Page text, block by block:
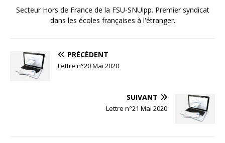
Secteur Hors de France de la FSU-SNUipp. Premier syndicat
dans les écoles françaises à l'étranger.
PRÉCÉDENT
Lettre n°20 Mai 2020
SUIVANT
Lettre n°21 Mai 2020